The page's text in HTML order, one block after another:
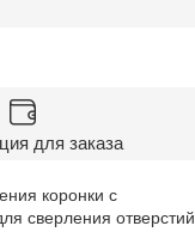
для заказа
коронки с
сверления отверстий